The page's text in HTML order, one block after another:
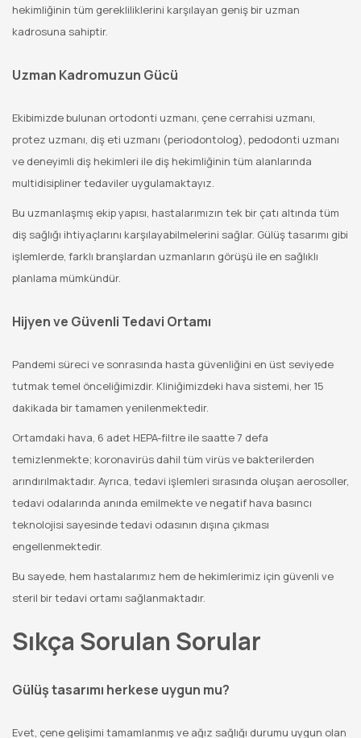
hekimliğinin tüm gerekliliklerini karşılayan geniş bir uzman
kadrosuna sahiptir.
Uzman Kadromuzun Gücü
Ekibimizde bulunan ortodonti uzmanı, çene cerrahisi uzmanı,
protez uzmanı, diş eti uzmanı (periodontolog), pedodonti uzmanı
ve deneyimli diş hekimleri ile diş hekimliğinin tüm alanlarında
multidisipliner tedaviler uygulamaktayız.
Bu uzmanlaşmış ekip yapısı, hastalarımızın tek bir çatı altında tüm
diş sağlığı ihtiyaçlarını karşılayabilmelerini sağlar. Gülüş tasarımı gibi
işlemlerde, farklı branşlardan uzmanların görüşü ile en sağlıklı
planlama mümkündür.
Hijyen ve Güvenli Tedavi Ortamı
Pandemi süreci ve sonrasında hasta güvenliğini en üst seviyede
tutmak temel önceliğimizdir. Kliniğimizdeki hava sistemi, her 15
dakikada bir tamamen yenilenmektedir.
Ortamdaki hava, 6 adet HEPA-filtre ile saatte 7 defa
temizlenmekte; koronavirüs dahil tüm virüs ve bakterilerden
arındırılmaktadır. Ayrıca, tedavi işlemleri sırasında oluşan aerosoller,
tedavi odalarında anında emilmekte ve negatif hava basıncı
teknolojisi sayesinde tedavi odasının dışına çıkması
engellenmektedir.
Bu sayede, hem hastalarımız hem de hekimlerimiz için güvenli ve
steril bir tedavi ortamı sağlanmaktadır.
Sıkça Sorulan Sorular
Gülüş tasarımı herkese uygun mu?
Evet, çene gelişimi tamamlanmış ve ağız sağlığı durumu uygun olan